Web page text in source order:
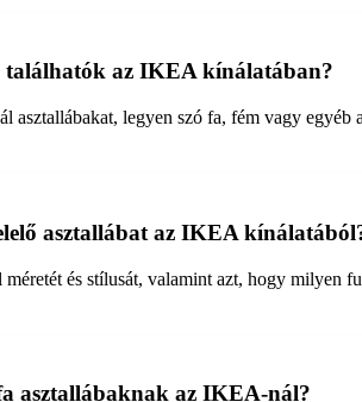
az IKEA kínálatában?
asztallábakat, legyen szó fa, fém vagy
asztallábat az IKEA
és stílusát, valamint azt, hogy milyen
asztallábaknak az IKEA-nál?